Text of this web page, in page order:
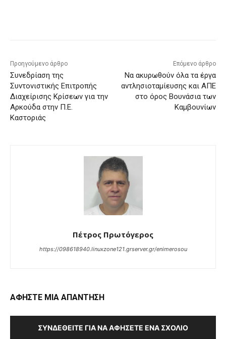
Προηγούμενο άρθρο
Συνεδρίαση της
Συντονιστικής Επιτροπής
Διαχείρισης Κρίσεων για την
Αρκούδα στην Π.Ε.
Καστοριάς
Επόμενο άρθρο
Να ακυρωθούν όλα τα έργα
αντλησιοταμίευσης και ΑΠΕ
στο όρος Βουνάσια των
Καμβουνίων
Πέτρος Πρωτόγερος
https://098618940.linuxzone121.grserver.gr/enimerosou
ΑΦΗΣΤΕ ΜΙΑ ΑΠΑΝΤΗΣΗ
ΣΥΝΔΕΘΕΊΤΕ ΓΙΑ ΝΑ ΑΦΉΣΕΤΕ ΈΝΑ ΣΧΌΛΙΟ